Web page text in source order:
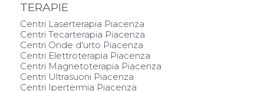
TERAPIE
Centri Laserterapia Piacenza
Centri Tecarterapia Piacenza
Centri Onde d'urto Piacenza
Centri Elettroterapia Piacenza
Centri Magnetoterapia Piacenza
Centri Ultrasuoni Piacenza
Centri Ipertermia Piacenza